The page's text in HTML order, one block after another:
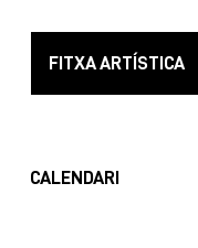
FITXA ARTÍSTICA
CALENDARI